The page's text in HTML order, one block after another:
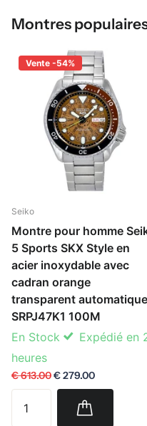
Montres
Vente -54%
Seiko
Montre pour homme
5 Sports SKX Style en
acier inoxydable avec
cadran orange
transparent automatique
SRPJ47K1 100M
En Stock
Expédié en
heures
€ 613.00€ 279.00